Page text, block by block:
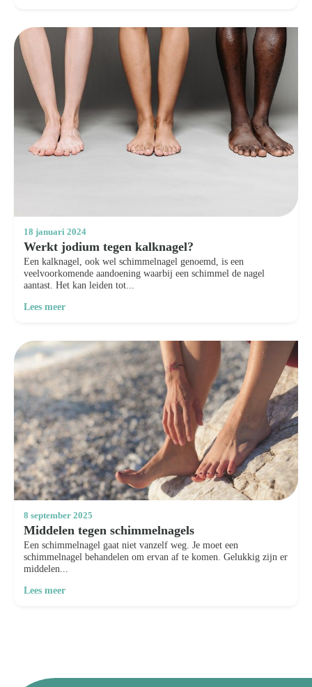
18 januari 2024
Werkt jodium tegen kalknagel?
Een kalknagel, ook wel schimmelnagel genoemd, is een
veelvoorkomende aandoening waarbij een schimmel de nagel
aantast. Het kan leiden tot...
Lees meer
8 september 2025
Middelen tegen schimmelnagels
Een schimmelnagel gaat niet vanzelf weg. Je moet een
schimmelnagel behandelen om ervan af te komen. Gelukkig zijn er
middelen...
Lees meer